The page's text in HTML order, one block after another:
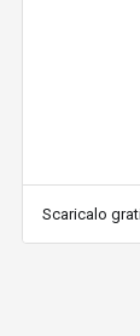
Scaricalo